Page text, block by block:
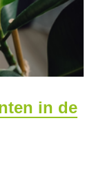
in de